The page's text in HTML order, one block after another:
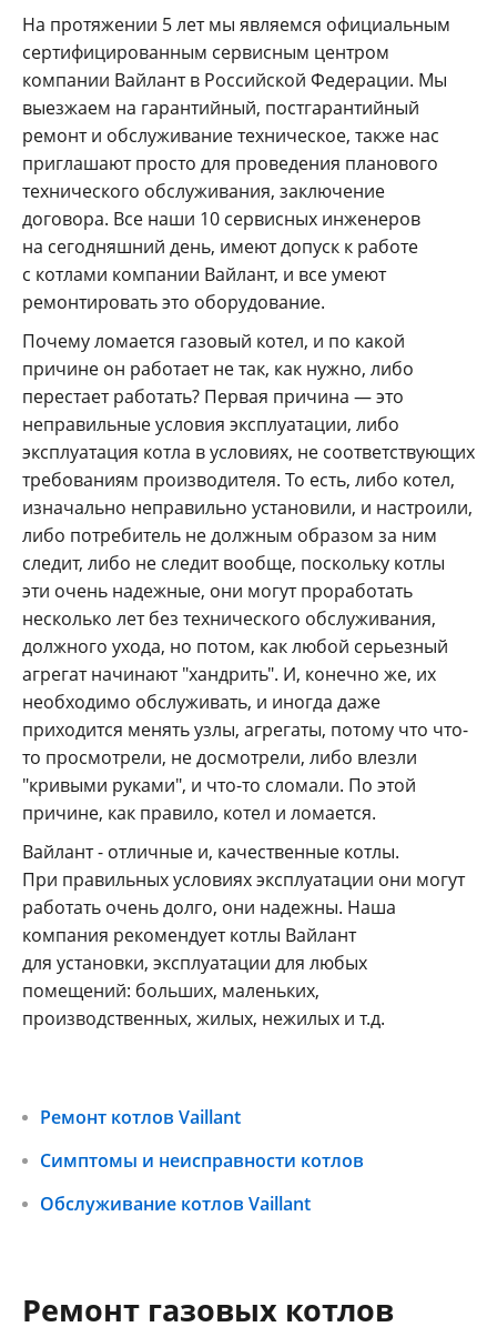
На протяжении 5 лет мы являемся официальным
сертифицированным сервисным центром
компании Вайлант в Российской Федерации. Мы
выезжаем на гарантийный, постгарантийный
ремонт и обслуживание техническое, также нас
приглашают просто для проведения планового
технического обслуживания, заключение
договора. Все наши 10 сервисных инженеров
на сегодняшний день, имеют допуск к работе
с котлами компании Вайлант, и все умеют
ремонтировать это оборудование.
Почему ломается газовый котел, и по какой
причине он работает не так, как нужно, либо
перестает работать? Первая причина — это
неправильные условия эксплуатации, либо
эксплуатация котла в условиях, не соответствующих
требованиям производителя. То есть, либо котел,
изначально неправильно установили, и настроили,
либо потребитель не должным образом за ним
следит, либо не следит вообще, поскольку котлы
эти очень надежные, они могут проработать
несколько лет без технического обслуживания,
должного ухода, но потом, как любой серьезный
агрегат начинают "хандрить". И, конечно же, их
необходимо обслуживать, и иногда даже
приходится менять узлы, агрегаты, потому что что-
то просмотрели, не досмотрели, либо влезли
"кривыми руками", и что-то сломали. По этой
причине, как правило, котел и ломается.
Вайлант - отличные и, качественные котлы.
При правильных условиях эксплуатации они могут
работать очень долго, они надежны. Наша
компания рекомендует котлы Вайлант
для установки, эксплуатации для любых
помещений: больших, маленьких,
производственных, жилых, нежилых и т.д.
Ремонт котлов Vaillant
Симптомы и неисправности котлов
Обслуживание котлов Vaillant
Ремонт газовых котлов